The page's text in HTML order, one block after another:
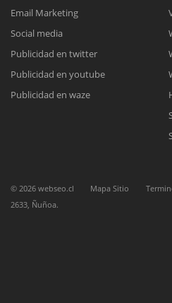
Nuestros ejecutivos le enviarán un
Meet para la
Complete el formulario y nos
Chat
para enviarnos un correo
Email Marketing
Social media
Publicidad en twitter
Publicidad en youtube
Publicidad en waze
© 2026 webseo.cl Mapa Sitio
2633, Ñuñoa.